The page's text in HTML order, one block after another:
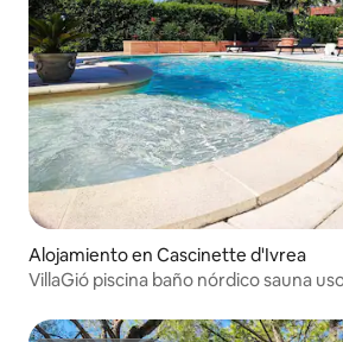
Alojamiento en Cascinette d'Ivrea
VillaGió piscina baño nórdico sauna